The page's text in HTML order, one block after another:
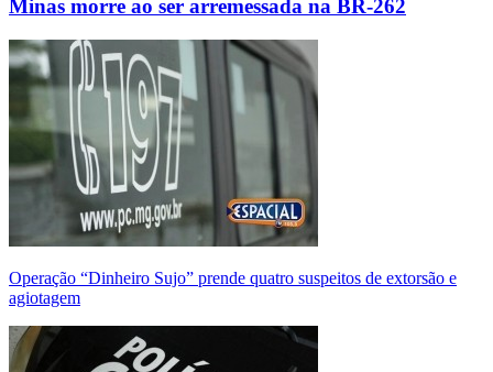
Minas morre ao ser arremessada na BR-262
Operação “Dinheiro Sujo” prende quatro suspeitos de extorsão e
agiotagem